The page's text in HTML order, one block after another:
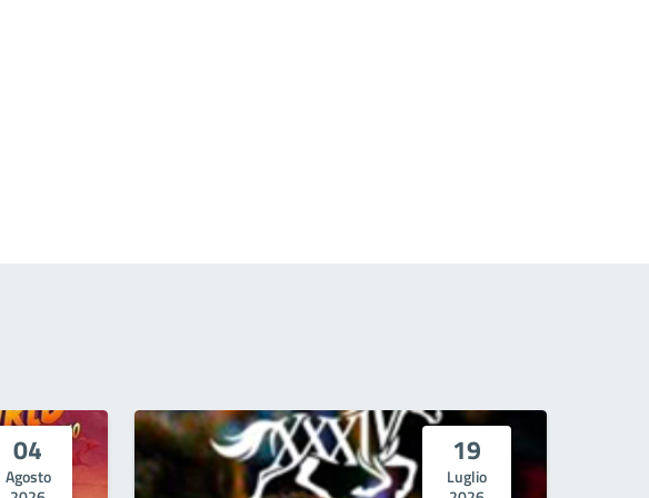
04
Agosto
19
Luglio